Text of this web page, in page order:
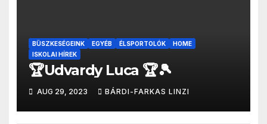
BÜSZKESÉGEINK EGYÉB ÉLSPORTOLÓK
HOME
ISKOLAI HÍREK
🏆Udvardy Luca 🏆🎾
AUG 29, 2023 BÁRDI-FARKAS LINZI